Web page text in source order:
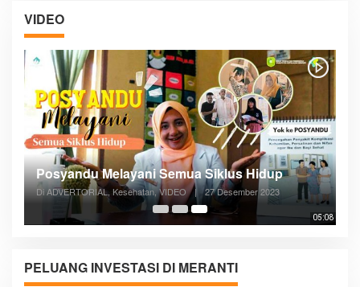
VIDEO
05:08
Posyandu Melayani Semua Siklus Hidup
Di ADVERTORIAL, Kesehatan, VIDEO | 27 Desember 2023
PELUANG INVESTASI DI MERANTI